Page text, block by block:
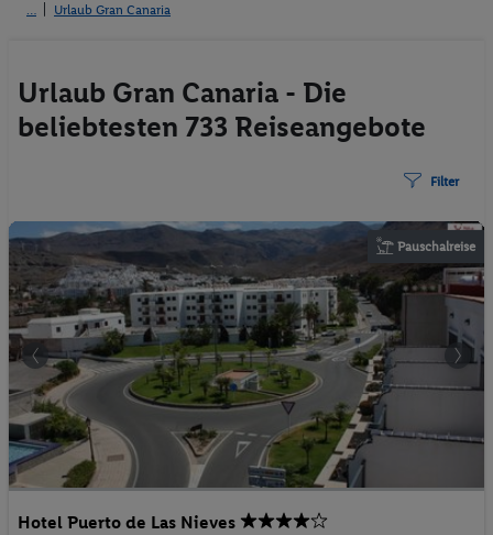
Urlaub Gran Canaria
Urlaub Gran Canaria - Die
beliebtesten 733 Reiseangebote
Filter
Pauschalreise
Hotel Puerto de Las Nieves